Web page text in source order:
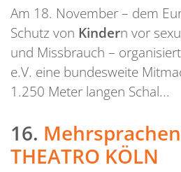
Am 18. November – dem
Schutz von Kindern vor
und Missbrauch –
e.V. eine bundesweite
1.250 Meter langen Schal...
16.
THEATRO KÖLN